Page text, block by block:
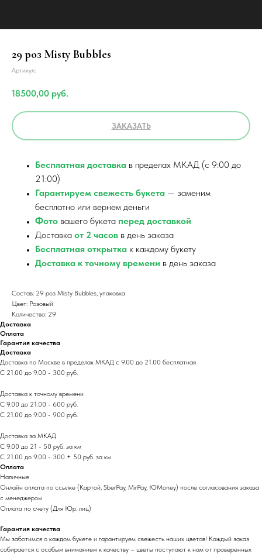
29 роз Misty Bubbles
Артикул:
18500,00 руб.
ЗАКАЗАТЬ
Бесплатная доставка в пределах МКАД (с 9:00 до
21:00)
Гарантируем свежесть букета — заменим
бесплатно или вернем деньги
Фото вашего букета перед доставкой
Доставка от 2 часов в день заказа
Бесплатная открытка к каждому букету
Доставка к точному времени в день заказа
Состав: 29 роз Misty Bubbles, упаковка
Цвет: Розовый
Количество: 29
Доставка
Оплата
Гарантия качества
Доставка
Доставка по Москве в пределах МКАД с 9.00 до 21.00 бесплатная
С 21.00 до 9.00 - 300 руб.
Доставка к точному времени
С 9.00 до 21.00 - 600 руб.
С 21.00 до 9.00 - 900 руб.
Доставка за МКАД
С 9.00 до 21 - 50 руб. за км
С 21.00 до 9.00 - 300 + 50 руб. за км
Оплата
Наличные
Онлайн оплата по ссылке (Картой, SberPay, MirPay, ЮMoney) после согласования заказа
с менеджером
Оплата по счету (Для Юр. лиц)
Гарантия качества
Мы заботимся о каждом букете и гарантируем свежесть наших цветов! Каждый заказ
собирается с особым вниманием к качеству – цветы поступают к нам от проверенных